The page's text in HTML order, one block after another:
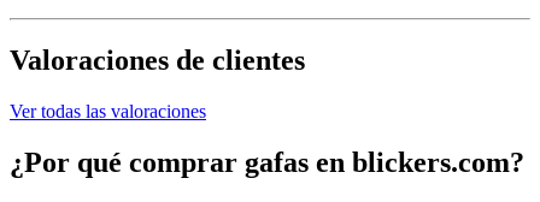
Valoraciones de clientes
Ver todas las valoraciones
¿Por qué comprar gafas en blickers.com?